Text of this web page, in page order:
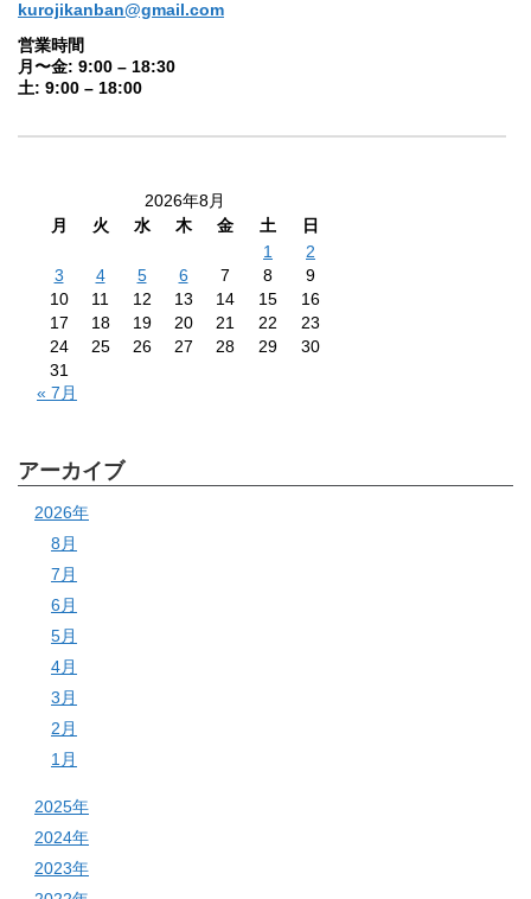
kurojikanban@gmail.com
営業時間
月〜金: 9:00 – 18:30
土: 9:00 – 18:00
2026年8月
月
火 水 木 金 土
日
1
2
3
4 5 6 7 8
9
10
11 12 13 14 15
16
17
18 19 20 21 22
23
24
25 26 27 28 29
30
31
« 7月
アーカイブ
2026年
8月
7月
6月
5月
4月
3月
2月
1月
2025年
2024年
2023年